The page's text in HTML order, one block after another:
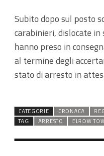
Subito dopo sul posto
carabinieri, dislocate
hanno preso in
al termine degli
stato di arresto in
CATEGORIE CRONACA
TAG
ARRESTO ELROW